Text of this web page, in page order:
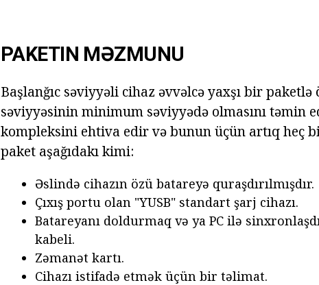
PAKETIN MƏZMUNU
Başlanğıc səviyyəli cihaz əvvəlcə yaxşı bir
səviyyəsinin minimum səviyyədə olmasını təmin
kompleksini ehtiva edir və bunun üçün artıq heç
paket aşağıdakı kimi:
Əslində cihazın özü batareyə quraşdırılmışdır.
Çıxış portu olan "YUSB" standart şarj cihazı.
Batareyanı doldurmaq və ya PC ilə
kabeli.
Zəmanət kartı.
Cihazı istifadə etmək üçün bir təlimat.